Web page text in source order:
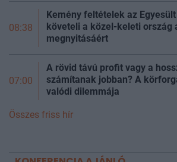
08:38
Kemény feltételek az
követeli a közel-keleti ország
megnyitásáért
07:00
A rövid távú profit vagy a
számítanak jobban? A
valódi dilemmája
Összes friss hír